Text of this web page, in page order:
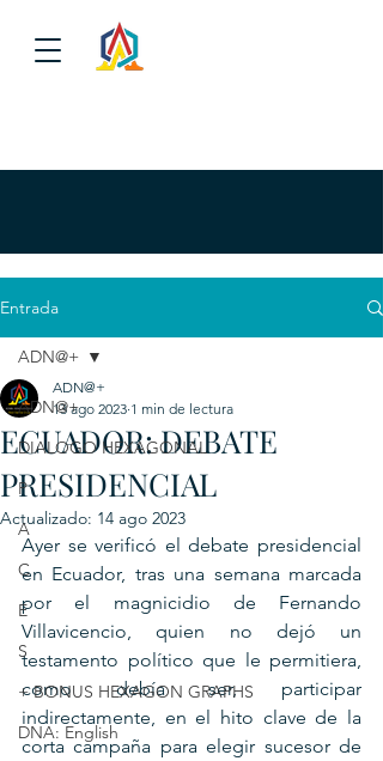
Entrada
ADN@+
DIALOGO HEXAGONAL
P
A
C
E
S
+ BONUS HEXAGON GRAPHS
DNA: English
ADN@+
ECUADOR: DEBATE
PRESIDENCIAL
ADN@+
13 ago 2023 1 min de lectura
Actualizado: 14 ago 2023
Ayer se verificó el debate presidencial
en Ecuador, tras una semana marcada
por el magnicidio de Fernando
Villavicencio, quien no dejó un
testamento político que le permitiera,
como debía ser, participar
indirectamente, en el hito clave de la
corta campaña para elegir sucesor de